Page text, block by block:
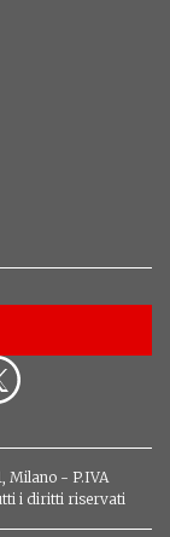
Milano - P.IVA
i diritti riservati